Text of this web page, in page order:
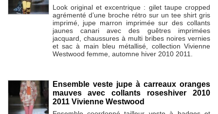
Look original et excentrique : gilet taupe cropped
agrémenté d’une broche rétro sur un tee shirt gris
imprimé, jupe marron imprimée sur des collants
jaunes canari avec des guêtres imprimées
jacquard, chaussures à multi bribes noires vernies
et sac à main bleu métallisé, collection Vivienne
Westwood femme, automne hiver 2010 2011.
Ensemble veste jupe à carreaux oranges
mauves avec collants roseshiver 2010
2011 Vivienne Westwood